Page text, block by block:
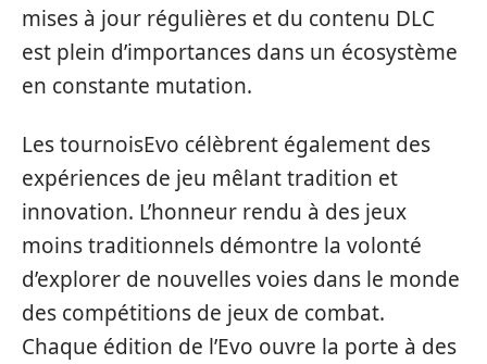
mises à jour régulières et du contenu DLC
est plein d’importances dans un écosystème
en constante mutation.
Les tournoisEvo célèbrent également des
expériences de jeu mêlant tradition et
innovation. L’honneur rendu à des jeux
moins traditionnels démontre la volonté
d’explorer de nouvelles voies dans le monde
des compétitions de jeux de combat.
Chaque édition de l’Evo ouvre la porte à des